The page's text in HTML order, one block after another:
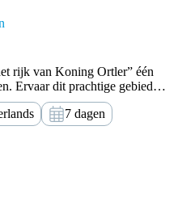
rijk van Koning Ortler” één
Ervaar dit prachtige gebied
de Ortler.
7 dagen